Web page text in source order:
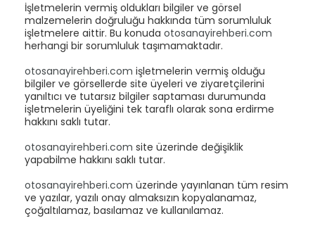
İşletmelerin vermiş oldukları bilgiler ve görsel
malzemelerin doğruluğu hakkında tüm sorumluluk
işletmelere aittir. Bu konuda otosanayirehberi.com
herhangi bir sorumluluk taşımamaktadır.
otosanayirehberi.com işletmelerin vermiş olduğu
bilgiler ve görsellerde site üyeleri ve ziyaretçilerini
yanıltıcı ve tutarsız bilgiler saptaması durumunda
işletmelerin üyeliğini tek taraflı olarak sona erdirme
hakkını saklı tutar.
otosanayirehberi.com site üzerinde değişiklik
yapabilme hakkını saklı tutar.
otosanayirehberi.com üzerinde yayınlanan tüm resim
ve yazılar, yazılı onay almaksızın kopyalanamaz,
çoğaltılamaz, basılamaz ve kullanılamaz.